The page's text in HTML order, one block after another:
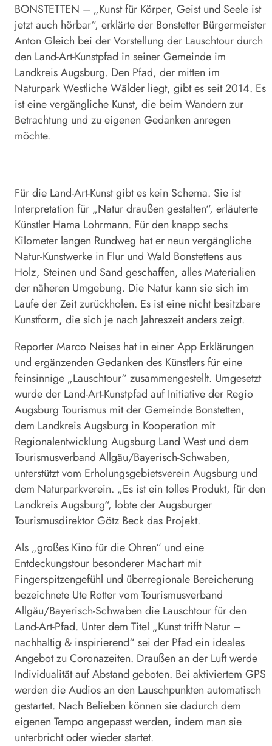
BONSTETTEN – „Kunst für Körper, Geist und Seele ist
jetzt auch hörbar“, erklärte der Bonstetter Bürgermeister
Anton Gleich bei der Vorstellung der Lauschtour durch
den Land-Art-Kunstpfad in seiner Gemeinde im
Landkreis Augsburg. Den Pfad, der mitten im
Naturpark Westliche Wälder liegt, gibt es seit 2014. Es
ist eine vergängliche Kunst, die beim Wandern zur
Betrachtung und zu eigenen Gedanken anregen
möchte.
Für die Land-Art-Kunst gibt es kein Schema. Sie ist
Interpretation für „Natur draußen gestalten“, erläuterte
Künstler Hama Lohrmann. Für den knapp sechs
Kilometer langen Rundweg hat er neun vergängliche
Natur-Kunstwerke in Flur und Wald Bonstettens aus
Holz, Steinen und Sand geschaffen, alles Materialien
der näheren Umgebung. Die Natur kann sie sich im
Laufe der Zeit zurückholen. Es ist eine nicht besitzbare
Kunstform, die sich je nach Jahreszeit anders zeigt.
Reporter Marco Neises hat in einer App Erklärungen
und ergänzenden Gedanken des Künstlers für eine
feinsinnige „Lauschtour“ zusammengestellt. Umgesetzt
wurde der Land-Art-Kunstpfad auf Initiative der Regio
Augsburg Tourismus mit der Gemeinde Bon­stetten,
dem Landkreis Augsburg in Kooperation mit
Regionalentwicklung Augsburg Land West und dem
Tourismusverband Allgäu/Bayerisch-Schwaben,
unterstützt vom Erholungsgebietsverein Augsburg und
dem Naturparkverein. „Es ist ein tolles Produkt, für den
Landkreis Augsburg“, lobte der Augsburger
Tourismusdirektor Götz Beck das Projekt.
Als „großes Kino für die Ohren“ und eine
Entdeckungstour besonderer Machart mit
Fingerspitzengefühl und überregionale Bereicherung
bezeichnete Ute Rotter vom Tourismusverband
Allgäu/Bayerisch-Schwaben die Lauschtour für den
Land-Art-Pfad. Unter dem Titel „Kunst trifft Natur –
nachhaltig & inspirierend“ sei der Pfad ein ideales
Angebot zu Coronazeiten. Draußen an der Luft werde
Individualität auf Abstand geboten. Bei aktiviertem GPS
werden die Audios an den Lauschpunkten automatisch
gestartet. Nach Belieben können sie dadurch dem
eigenen Tempo angepasst werden, indem man sie
unterbricht oder wieder startet.